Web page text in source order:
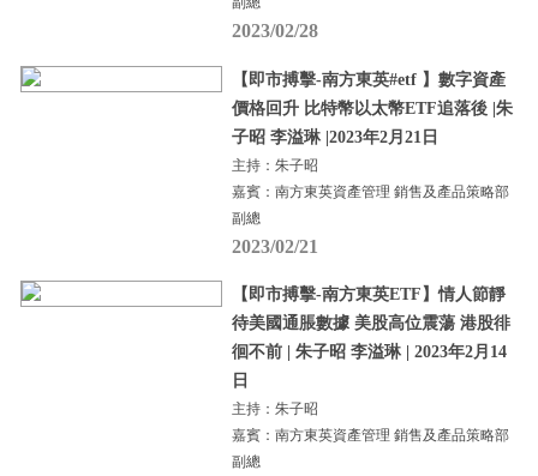
2023/02/28
【即市搏擊-南方東英#etf 】數字資產
價格回升 比特幣以太幣ETF追落後 |朱
子昭 李溢琳 |2023年2月21日
主持：朱子昭
嘉賓：南方東英資產管理 銷售及產品策略部
副總
2023/02/21
【即市搏擊-南方東英ETF】情人節靜
待美國通脹數據 美股高位震蕩 港股徘
徊不前 | 朱子昭 李溢琳 | 2023年2月14
日
主持：朱子昭
嘉賓：南方東英資產管理 銷售及產品策略部
副總